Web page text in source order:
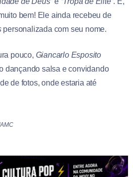
bem! Ele ainda recebeu de
personalizada com seu nome.
pouco, Giancarlo Esposito
dançando salsa e convidando
de fotos, onde estaria até